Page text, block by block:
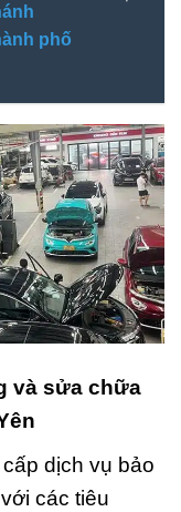
phố
và sửa chữa
dịch vụ bảo
các tiêu